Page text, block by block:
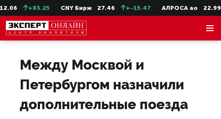
+83.25 CNY Бирж 27.46 +-15.47 АЛРОСА ао 22.99
Между Москвой и
Петербургом назначили
дополнительные поезда